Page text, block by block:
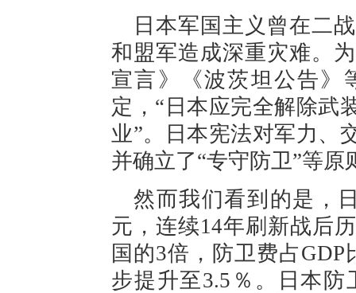
日本军国主义曾在二
和盟军造成深重灾难。
宣言》《波茨坦公告》
定，“日本应完全解除武
业”。日本宪法对军力、
并确立了“专守防卫”等
然而我们看到的是，
元，连续14年刷新战后
国的3倍，防卫费占
步提升至3.5％。日本